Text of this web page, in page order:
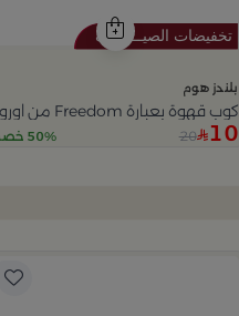
بلندز هوم
كوب قهوة بعبارة Freedom من اورورا
10
20 50% خصم